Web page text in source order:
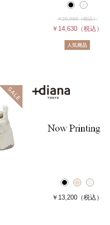
￥20,900（税込）
￥14,630 （税込）
￥13,200 （税込）